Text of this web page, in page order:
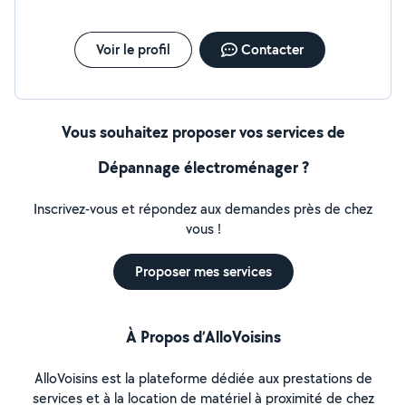
Voir le profil Contacter
Vous souhaitez proposer vos services de
Dépannage électroménager ?
Inscrivez-vous et répondez aux demandes près de chez
vous !
Proposer mes services
À Propos d’AlloVoisins
AlloVoisins est la plateforme dédiée aux prestations de
services et à la location de matériel à proximité de chez